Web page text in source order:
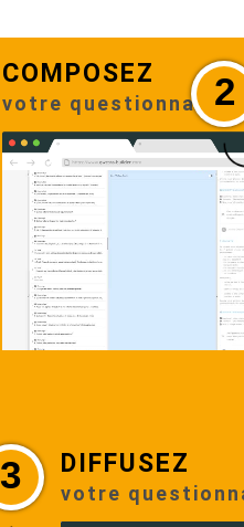
COMPOSEZ
votre questionnaire2
3 DIFFUSEZ
votre